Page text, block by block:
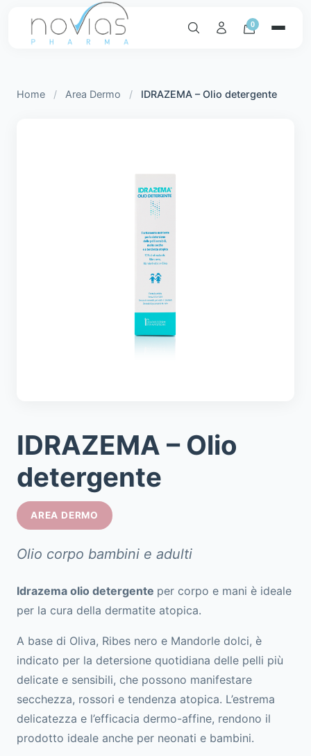
0
Home / Area Dermo / IDRAZEMA – Olio detergente
IDRAZEMA – Olio
detergente
AREA DERMO
Olio corpo bambini e adulti
Idrazema olio detergente per corpo e mani è ideale
per la cura della dermatite atopica.
A base di Oliva, Ribes nero e Mandorle dolci, è
indicato per la detersione quotidiana delle pelli più
delicate e sensibili, che possono manifestare
secchezza, rossori e tendenza atopica. L’estrema
delicatezza e l’efficacia dermo-affine, rendono il
prodotto ideale anche per neonati e bambini.